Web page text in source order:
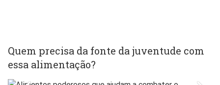
Quem precisa da fonte da juventude com
essa alimentação?